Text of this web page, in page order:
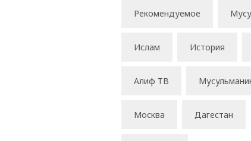
Рекомендуемое
Ислам История
Алиф ТВ
Москва Дагестан